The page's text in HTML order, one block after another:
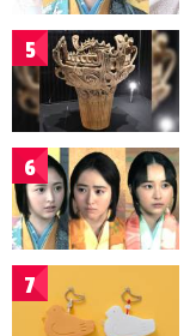
5
6
7